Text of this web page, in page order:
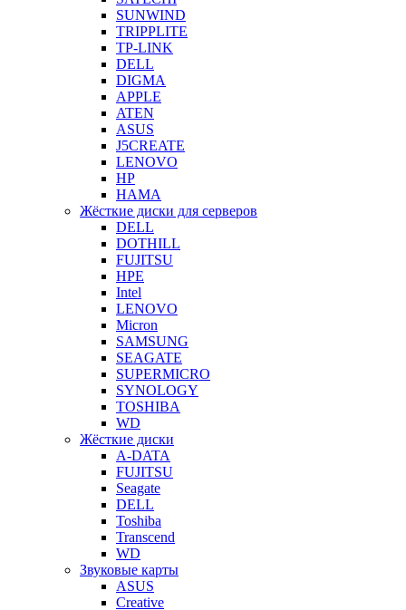
SUNWIND
TRIPPLITE
TP-LINK
DELL
DIGMA
APPLE
ATEN
ASUS
J5CREATE
LENOVO
HP
HAMA
Жёсткие диски для серверов
DELL
DOTHILL
FUJITSU
HPE
Intel
LENOVO
Micron
SAMSUNG
SEAGATE
SUPERMICRO
SYNOLOGY
TOSHIBA
WD
Жёсткие диски
A-DATA
FUJITSU
Seagate
DELL
Toshiba
Transcend
WD
Звуковые карты
ASUS
Creative